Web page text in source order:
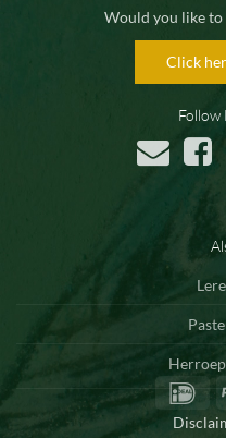
Would you like
Click
Follow